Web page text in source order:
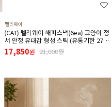
펠리웨이
(CAT) 펠리웨이 해피스낵(6ea) 고양이 정
서 안정 유대감 형성 스틱 (유통기한 27년
1월 1일)
17,850원 21,000원